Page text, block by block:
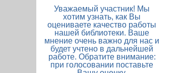
Уважаемый участник! Мы
хотим узнать, как Вы
оцениваете качество работы
нашей библиотеки. Ваше
мнение очень важно для нас и
будет учтено в дальнейшей
работе. Обратите внимание:
при голосовании поставьте